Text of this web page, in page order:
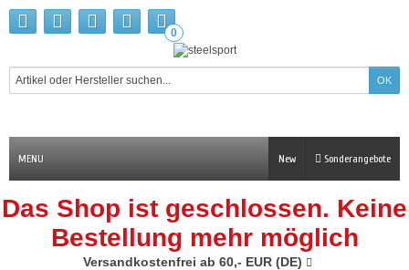
0
MENU Sonderangebote
New
Das Shop ist geschlossen. Keine
Bestellung mehr möglich
Versandkostenfrei ab 60,- EUR (DE)